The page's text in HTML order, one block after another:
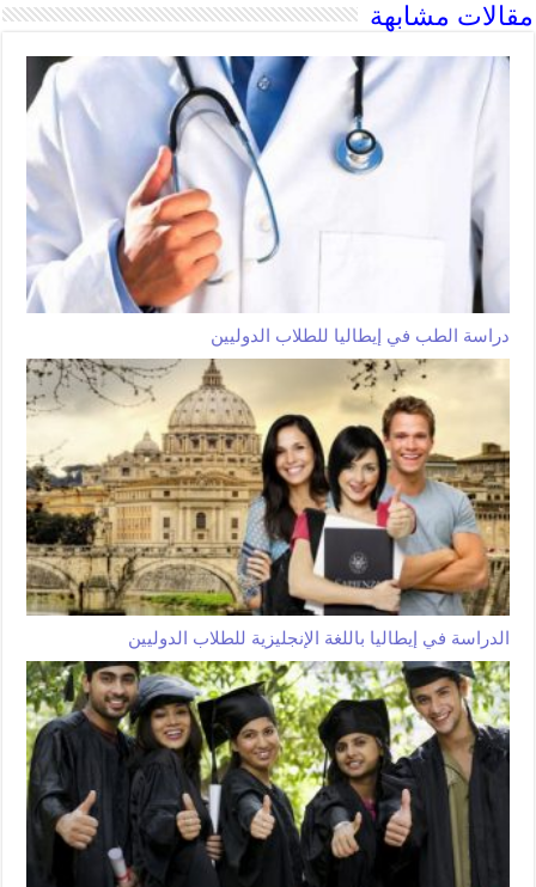
مقالات مشابهة
دراسة الطب في إيطاليا للطلاب الدوليين
الدراسة في إيطاليا باللغة الإنجليزية للطلاب الدوليين